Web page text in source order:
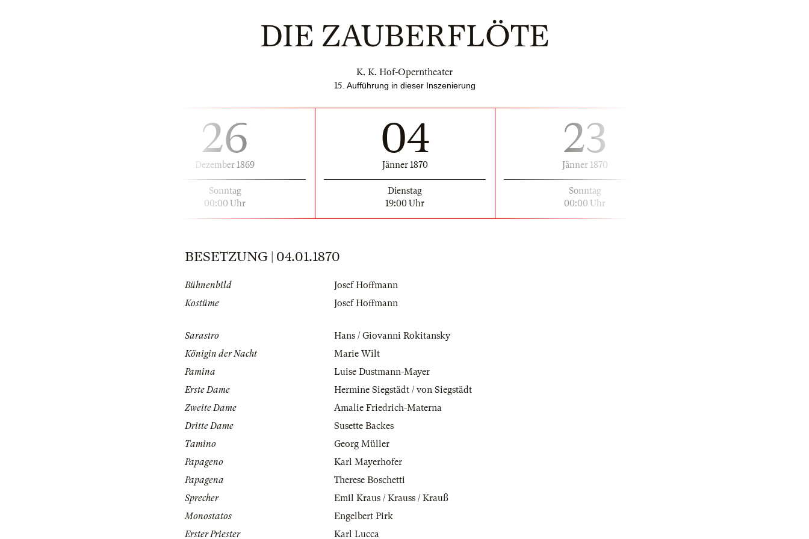
DIE ZAUBERFLÖTE
K. K. Hof-Operntheater
15 . Aufführung in dieser Inszenierung
26
Dezember 1869
Sonntag
00:00 Uhr
04
Jänner 1870
Dienstag
19:00 Uhr
23
Jänner 1870
Sonntag
00:00 Uhr
BESETZUNG | 04.01.1870
Bühnenbild
Josef Hoffmann
Kostüme
Josef Hoffmann
Sarastro
Hans / Giovanni Rokitansky
Königin der Nacht
Marie Wilt
Pamina
Luise Dustmann-Mayer
Erste Dame
Hermine Siegstädt / von Siegstädt
Zweite Dame
Amalie Friedrich-Materna
Dritte Dame
Susette Backes
Tamino
Georg Müller
Papageno
Karl Mayerhofer
Papagena
Therese Boschetti
Sprecher
Emil Kraus / Krauss / Krauß
Monostatos
Engelbert Pirk
Erster Priester
Karl Lucca